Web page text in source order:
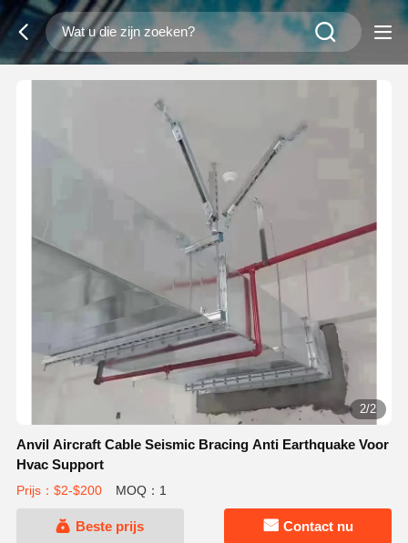
2/2
Anvil Aircraft Cable Seismic Bracing Anti Earthquake Voor
Hvac Support
Prijs：$2-$200 MOQ：1
Beste prijs Contact nu